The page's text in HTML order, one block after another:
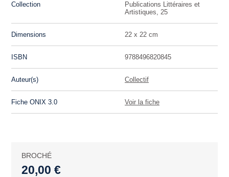
Collection
Publications Littéraires et
Artistiques, 25
Dimensions 22 x 22 cm
ISBN 9788496820845
Auteur(s) Collectif
Fiche ONIX 3.0 Voir la fiche
BROCHÉ
20,00 €